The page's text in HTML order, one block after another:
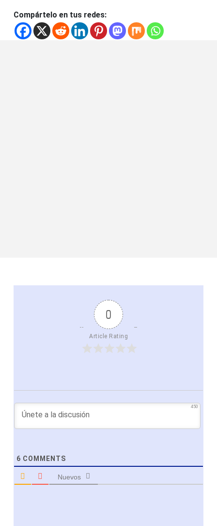
Compártelo en tus redes:
0
Article Rating
450
6 COMMENTS
Nuevos